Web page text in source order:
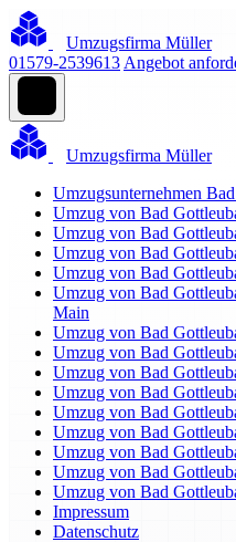
Umzugsfirma Müller
01579-2539613 Angebot
Umzugsfirma Müller
Umzugsunternehmen
Umzug von Bad
Umzug von Bad
Umzug von Bad
Umzug von Bad
Umzug von Bad
Main
Umzug von Bad
Umzug von Bad
Umzug von Bad
Umzug von Bad
Umzug von Bad
Umzug von Bad
Umzug von Bad
Umzug von Bad
Umzug von Bad
Impressum
Datenschutz